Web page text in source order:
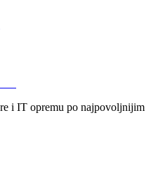
i IT opremu po najpovoljnijim